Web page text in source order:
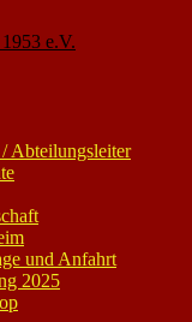
Abteilungsleiter
und Anfahrt
2025